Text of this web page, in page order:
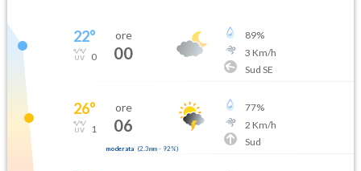
22°
0
ore
00
89%
3 Km/h
Sud SE
26°
1
ore
06
moderata (2.3mm- 92 %)
77%
2 Km/h
Sud